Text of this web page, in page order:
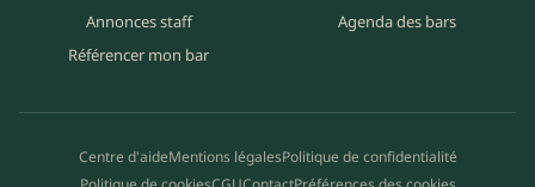
Annonces staff
Agenda des bars
Référencer mon bar
Centre d'aideMentions légalesPolitique de confidentialité